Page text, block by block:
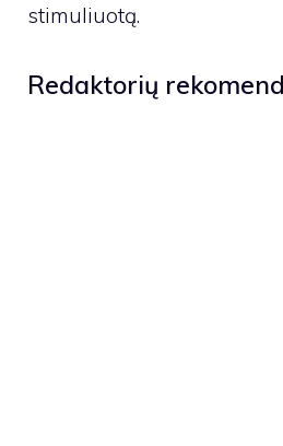
stimuliuotą.
Redaktorių